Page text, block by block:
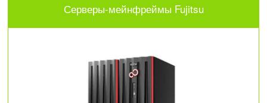
Серверы-мейнфреймы Fujitsu